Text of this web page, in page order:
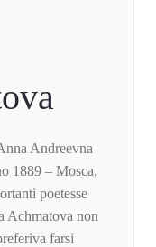
Andreevna
1889 – Mosca,
poetesse
Achmatova non
farsi